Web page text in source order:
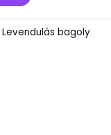
Levendulás bagoly